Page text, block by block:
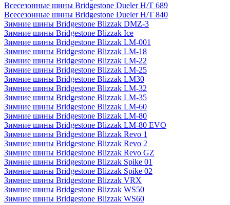
Всесезонные шины Bridgestone Dueler H/T 689
Всесезонные шины Bridgestone Dueler H/T 840
Зимние шины Bridgestone Blizzak DMZ-3
Зимние шины Bridgestone Blizzak Ice
Зимние шины Bridgestone Blizzak LM-001
Зимние шины Bridgestone Blizzak LM-18
Зимние шины Bridgestone Blizzak LM-22
Зимние шины Bridgestone Blizzak LM-25
Зимние шины Bridgestone Blizzak LM30
Зимние шины Bridgestone Blizzak LM-32
Зимние шины Bridgestone Blizzak LM-35
Зимние шины Bridgestone Blizzak LM-60
Зимние шины Bridgestone Blizzak LM-80
Зимние шины Bridgestone Blizzak LM-80 EVO
Зимние шины Bridgestone Blizzak Revo 1
Зимние шины Bridgestone Blizzak Revo 2
Зимние шины Bridgestone Blizzak Revo GZ
Зимние шины Bridgestone Blizzak Spike 01
Зимние шины Bridgestone Blizzak Spike 02
Зимние шины Bridgestone Blizzak VRX
Зимние шины Bridgestone Blizzak WS50
Зимние шины Bridgestone Blizzak WS60